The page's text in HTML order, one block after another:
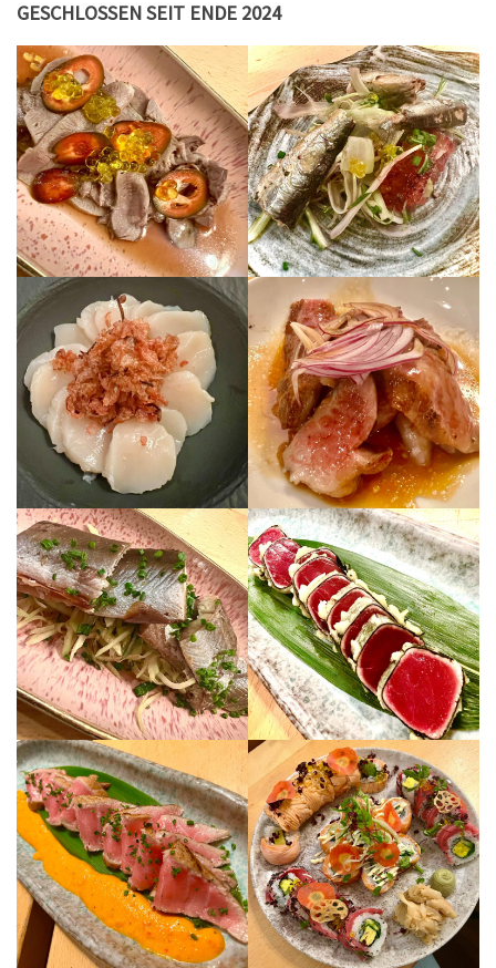
GESCHLOSSEN SEIT ENDE 2024